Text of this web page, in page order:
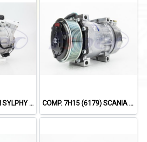
COMP. FOR NISSAN SYLPHY 1.8L /X-TRIAL'14 /TEANA L33'13-'19 (2.0L) COMP. 7H15 (6179) SCANIA 114,124,144 '09 (8PK)